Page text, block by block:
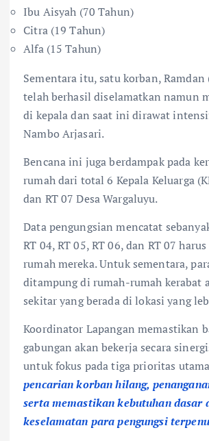
Ibu Aisyah (70 Tahun)
Citra (19 Tahun)
Alfa (15 Tahun)
​Sementara itu, satu korban, Ramdan
telah berhasil diselamatkan namun
di kepala dan saat ini dirawat
Nambo Arjasari.
​Bencana ini juga berdampak pada
rumah dari total 6 Kepala Keluarga
dan RT 07 Desa Wargaluyu.
​Data pengungsian mencatat
RT 04, RT 05, RT 06, dan RT 07
rumah mereka. Untuk sementara,
ditampung di rumah-rumah kerabat
sekitar yang berada di lokasi yang
​Koordinator Lapangan memastikan
gabungan akan bekerja secara
untuk fokus pada tiga prioritas
pencarian korban hilang,
serta memastikan kebutuhan dasar
keselamatan para pengungsi